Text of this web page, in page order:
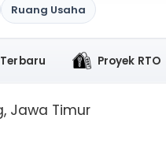
Ruang Usaha
Proyek RTO
Jawa Timur